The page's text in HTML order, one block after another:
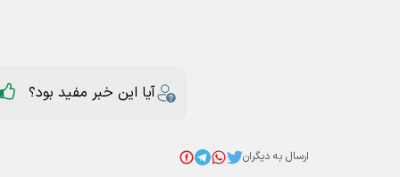
گرمای هوا عید قربان
جهان در قاب عکاسان؛ از جنگ اوکراین